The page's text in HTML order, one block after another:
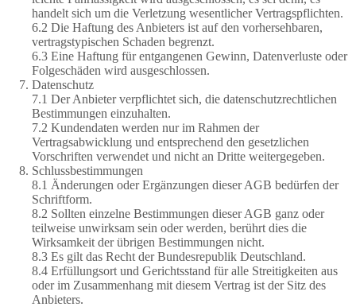
handelt sich um die Verletzung wesentlicher Vertragspflichten.
6.2 Die Haftung des Anbieters ist auf den vorhersehbaren,
vertragstypischen Schaden begrenzt.
6.3 Eine Haftung für entgangenen Gewinn, Datenverluste oder
Folgeschäden wird ausgeschlossen.
Datenschutz
7.1 Der Anbieter verpflichtet sich, die datenschutzrechtlichen
Bestimmungen einzuhalten.
7.2 Kundendaten werden nur im Rahmen der
Vertragsabwicklung und entsprechend den gesetzlichen
Vorschriften verwendet und nicht an Dritte weitergegeben.
Schlussbestimmungen
8.1 Änderungen oder Ergänzungen dieser AGB bedürfen der
Schriftform.
8.2 Sollten einzelne Bestimmungen dieser AGB ganz oder
teilweise unwirksam sein oder werden, berührt dies die
Wirksamkeit der übrigen Bestimmungen nicht.
8.3 Es gilt das Recht der Bundesrepublik Deutschland.
8.4 Erfüllungsort und Gerichtsstand für alle Streitigkeiten aus
oder im Zusammenhang mit diesem Vertrag ist der Sitz des
Anbieters.